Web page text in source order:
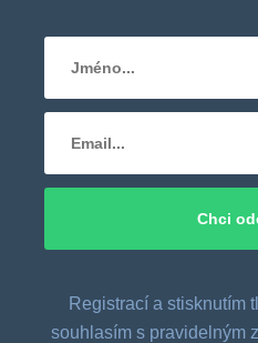
Registrací a stisknutím
souhlasím s pravidelným